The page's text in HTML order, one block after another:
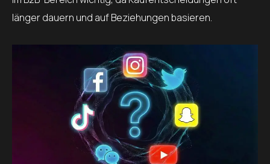
länger dauern und auf Beziehungen basieren.